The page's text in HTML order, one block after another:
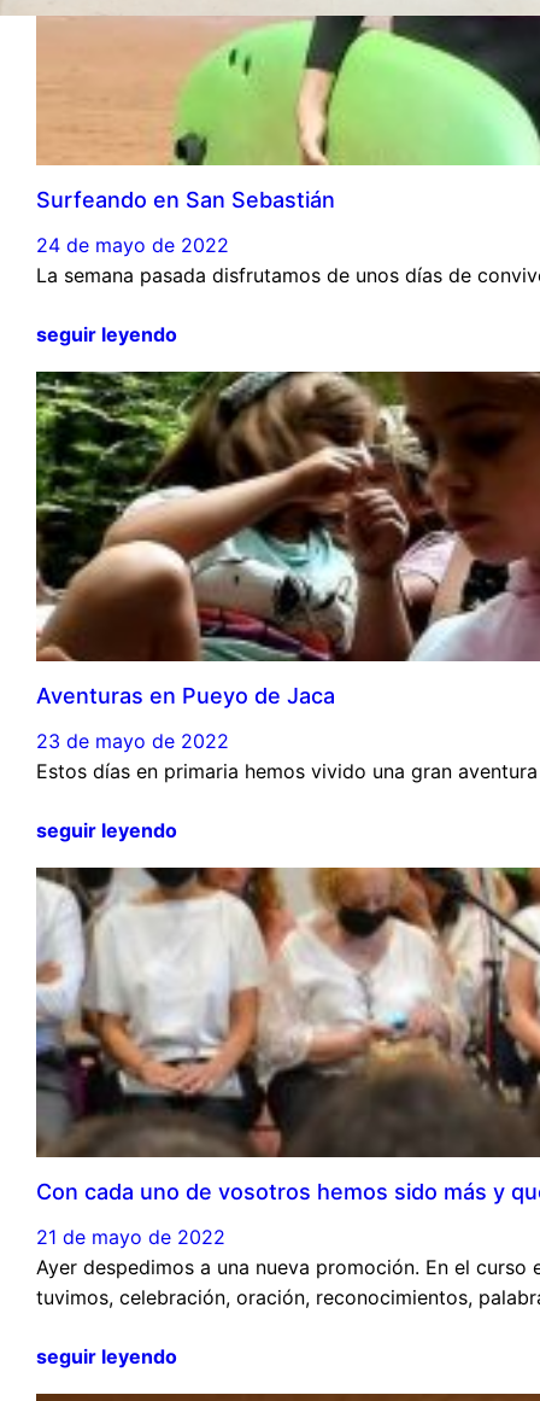
Surfeando en San Sebastián
24 de mayo de 2022
La semana pasada disfrutamos de unos días de
seguir leyendo
Aventuras en Pueyo de Jaca
23 de mayo de 2022
Estos días en primaria hemos vivido una gran
seguir leyendo
Con cada uno de vosotros hemos sido más y
21 de mayo de 2022
Ayer despedimos a una nueva promoción. En el
tuvimos, celebración, oración, reconocimientos,
seguir leyendo